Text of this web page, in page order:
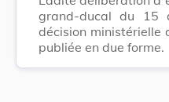
grand-ducal du 15
décision ministérielle
publiée en due forme.